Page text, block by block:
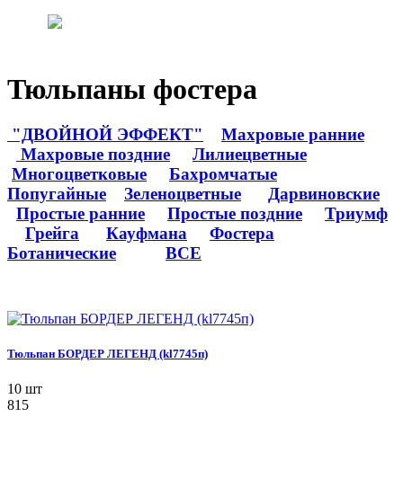
Тюльпаны фостера
"ДВОЙНОЙ ЭФФЕКТ"
Махровые ранние
Махровые поздние
Лилиецветные
Многоцветковые
Бахромчатые
Попугайные
Зеленоцветные
Дарвиновские
Простые ранние
Простые поздние
Триумф
Грейга
Кауфмана
Фостера
Ботанические
ВСЕ
Тюльпан БОРДЕР ЛЕГЕНД (kl7745п)
10 шт
815